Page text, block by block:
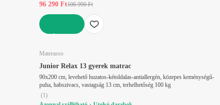
96 290 Ft106 990 Ft
Materasso
Junior Relax 13 gyerek matrac
90x200 cm, levehető huzatos-kétoldalas-antiallergén, közepes keménységű-
puha, habszivacs, vastagság 13 cm, terhelhetőség 100 kg
(1)